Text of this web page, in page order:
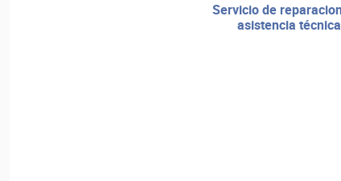
servicio de reparaciones y
asistencia técnica